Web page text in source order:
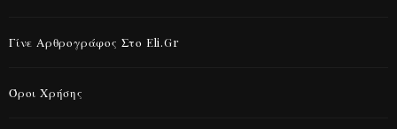
Γίνε Αρθρογράφος Στο Eli.gr
Όροι Χρήσης